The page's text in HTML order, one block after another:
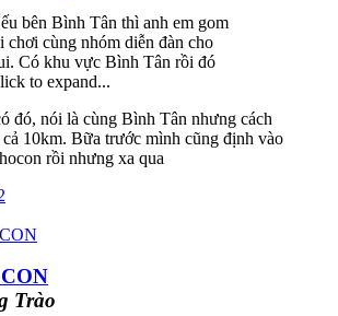
bên Bình Tân thì anh em gom
chơi cùng nhóm diễn đàn cho
Có khu vực Bình Tân rồi đó
to expand...
đó, nói là cùng Bình Tân nhưng cách
cả 10km. Bữa trước mình cũng định vào
rồi nhưng xa qua
Trào